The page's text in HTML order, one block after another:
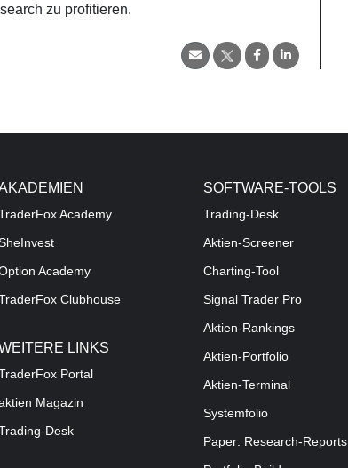
zu profitieren.
Academy
Academy
Clubhouse
LINKS
Portal
Magazin
Desk
SOFTWARE-TOOLS
Trading-Desk
Aktien-Screener
Charting-Tool
Signal Trader Pro
Aktien-Rankings
Aktien-Portfolio
Aktien-Terminal
Systemfolio
Paper: Research-Reports